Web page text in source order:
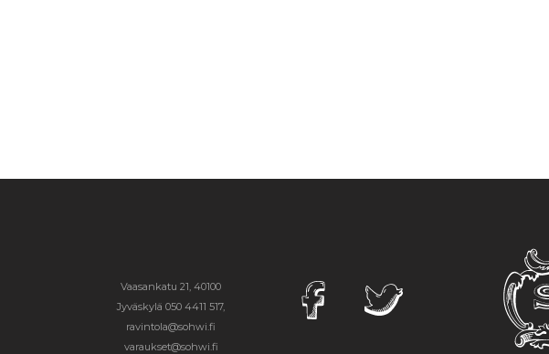
Vaasankatu 21, 40100
Jyväskylä 050 4411 517,
ravintola@sohwi.fi
varaukset@sohwi.fi